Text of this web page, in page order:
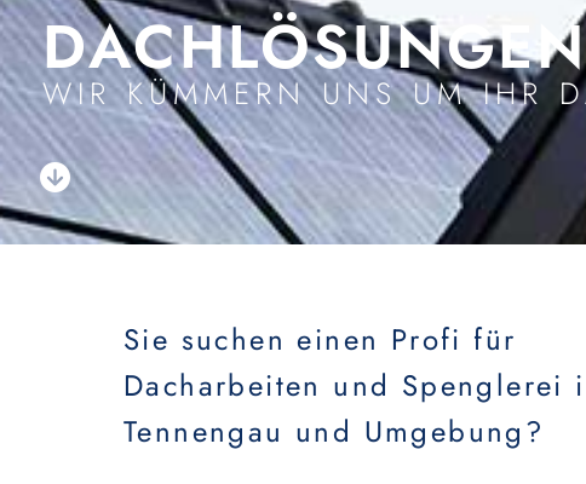
WIR KÜMMERN UNS UM IHR

Sie suchen einen Profi für
Dacharbeiten und Spenglerei
Tennengau und Umgebung?